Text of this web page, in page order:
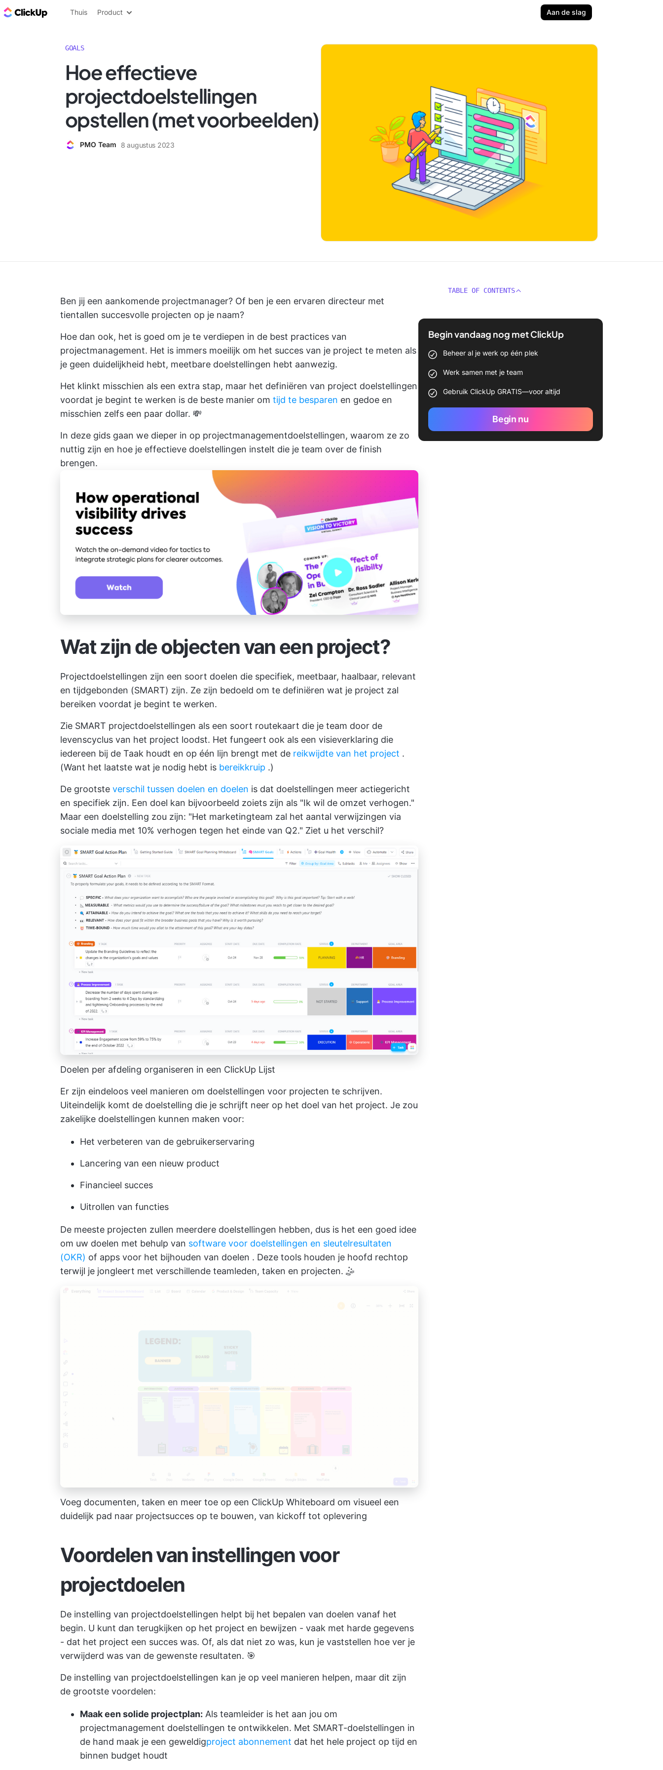
ClickUp Blog
Thuis Product Aan de slag
GOALS
Hoe effectieve
projectdoelstellingen
opstellen (met voorbeelden)
PMO Team 8 augustus 2023
Ben jij een aankomende projectmanager? Of ben je een ervaren directeur met
tientallen succesvolle projecten op je naam?
Hoe dan ook, het is goed om je te verdiepen in de best practices van
projectmanagement. Het is immers moeilijk om het succes van je project te meten als
je geen duidelijkheid hebt, meetbare doelstellingen hebt aanwezig.
Het klinkt misschien als een extra stap, maar het definiëren van project doelstellingen
voordat je begint te werken is de beste manier om tijd te besparen en gedoe en
misschien zelfs een paar dollar. 💸
In deze gids gaan we dieper in op projectmanagementdoelstellingen, waarom ze zo
nuttig zijn en hoe je effectieve doelstellingen instelt die je team over de finish
brengen.
Wat zijn de objecten van een project?
Projectdoelstellingen zijn een soort doelen die specifiek, meetbaar, haalbaar, relevant
en tijdgebonden (SMART) zijn. Ze zijn bedoeld om te definiëren wat je project zal
bereiken voordat je begint te werken.
Zie SMART projectdoelstellingen als een soort routekaart die je team door de
levenscyclus van het project loodst. Het fungeert ook als een visieverklaring die
iedereen bij de Taak houdt en op één lijn brengt met de reikwijdte van het project .
(Want het laatste wat je nodig hebt is bereikkruip .)
De grootste verschil tussen doelen en doelen is dat doelstellingen meer actiegericht
en specifiek zijn. Een doel kan bijvoorbeeld zoiets zijn als "Ik wil de omzet verhogen."
Maar een doelstelling zou zijn: "Het marketingteam zal het aantal verwijzingen via
sociale media met 10% verhogen tegen het einde van Q2." Ziet u het verschil?
Doelen per afdeling organiseren in een ClickUp Lijst
Er zijn eindeloos veel manieren om doelstellingen voor projecten te schrijven.
Uiteindelijk komt de doelstelling die je schrijft neer op het doel van het project. Je zou
zakelijke doelstellingen kunnen maken voor:
Het verbeteren van de gebruikerservaring
Lancering van een nieuw product
Financieel succes
Uitrollen van functies
De meeste projecten zullen meerdere doelstellingen hebben, dus is het een goed idee
om uw doelen met behulp van software voor doelstellingen en sleutelresultaten
(OKR) of apps voor het bijhouden van doelen . Deze tools houden je hoofd rechtop
terwijl je jongleert met verschillende teamleden, taken en projecten. 🤹
Voeg documenten, taken en meer toe op een ClickUp Whiteboard om visueel een
duidelijk pad naar projectsucces op te bouwen, van kickoff tot oplevering
Voordelen van instellingen voor
projectdoelen
De instelling van projectdoelstellingen helpt bij het bepalen van doelen vanaf het
begin. U kunt dan terugkijken op het project en bewijzen - vaak met harde gegevens
- dat het project een succes was. Of, als dat niet zo was, kun je vaststellen hoe ver je
verwijderd was van de gewenste resultaten. 🎯
De instelling van projectdoelstellingen kan je op veel manieren helpen, maar dit zijn
de grootste voordelen:
Maak een solide projectplan: Als teamleider is het aan jou om
projectmanagement doelstellingen te ontwikkelen. Met SMART-doelstellingen in
de hand maak je een geweldigproject abonnement dat het hele project op tijd en
binnen budget houdt
TABLE OF CONTENTS
Begin vandaag nog met ClickUp
Beheer al je werk op één plek
Werk samen met je team
Gebruik ClickUp GRATIS—voor altijd
Begin nu